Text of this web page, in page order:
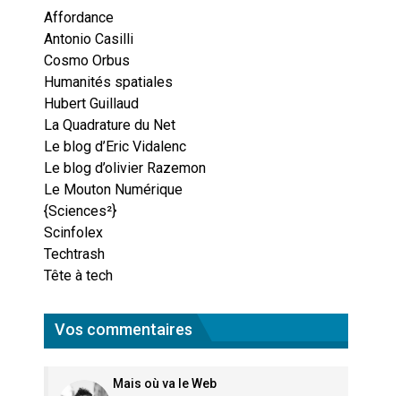
Affordance
Antonio Casilli
Cosmo Orbus
Humanités spatiales
Hubert Guillaud
La Quadrature du Net
Le blog d’Eric Vidalenc
Le blog d’olivier Razemon
Le Mouton Numérique
{Sciences²}
Scinfolex
Techtrash
Tête à tech
Vos commentaires
Mais où va le Web